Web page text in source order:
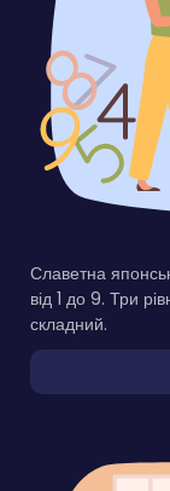
Славетна
від 1 до 9. Три
складний.